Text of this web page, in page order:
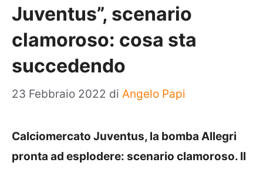
Juventus”, scenario
clamoroso: cosa sta
succedendo
23 Febbraio 2022 di Angelo Papi
Calciomercato Juventus, la bomba Allegri
pronta ad esplodere: scenario clamoroso. Il